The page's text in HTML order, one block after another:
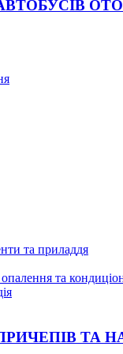
та приладдя
та
ТА